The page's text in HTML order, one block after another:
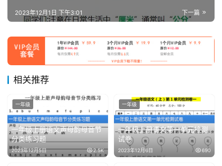
下一篇
2023年12月1日 下午3:01
相关推荐
一年级上册语文声母韵母音节
分类练习题
2023年12月5日 2.5K
一年级
一年级上册语文第一单元检测
试卷
2023年12月6日 690
一年级